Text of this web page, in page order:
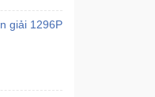
giải 1296P